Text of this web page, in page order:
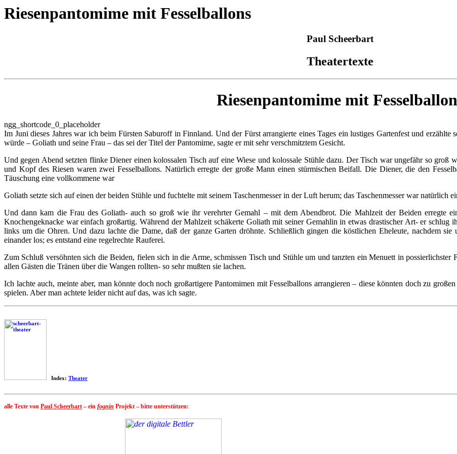
Riesenpantomime mit Fesselballons
Paul Scheerbart
Theatertexte
Riesenpantomime mit
ngg_shortcode_0_placeholder
Im Juni dieses Jahres war ich beim Fürsten Saburoff in Finnland. Und der Fürst arrangierte eines Tages ein lustiges Gartenfest und erzählte
würde – Goliath und seine Frau – das sei der Titel der Pantomime, sagte er mit sehr verschmitztem Gesicht.
Und gegen Abend setzten flinke Diener einen kolossalen Tisch auf eine Wiese und kolossale Stühle dazu. Der Tisch war ungefähr so
und Kopf des Riesen waren zwei Fesselballons. Natürlich erregte der große Mann einen stürmischen Beifall. Die Diener, die den
Täuschung eine vollkommene war
Goliath setzte sich auf einen der beiden Stühle und fuchtelte mit seinem Taschenmesser in der Luft herum; das Taschenmesser war natürlich
Und dann kam die Frau des Goliath- auch so groß wie ihr verehrter Gemahl – mit dem Abendbrot. Die Mahlzeit der Beiden erregte
Knochengeknacke war einfach großartig. Während der Mahlzeit schäkerte Goliath mit seiner Gemahlin in etwas drastischer Art- er schlug
links um die Ohren. Und dazu lachte die Dame, daß der ganze Garten dröhnte. Schließlich gingen die köstlichen Eheleute, nachdem sie
einander los; es entstand eine regelrechte Rauferei.
Zum Schluß versöhnten sich die Beiden, fielen sich in die Arme, schmissen Tisch und Stühle um und tanzten ein Menuett in
allen Gästen die Tränen über die Wangen rollten- so sehr mußten sie lachen.
Ich lachte auch, meinte aber, man könnte doch noch großartigere Pantomimen mit Fesselballons arrangieren – diese könnten doch zu
spielen. Aber man achtete leider nicht auf das, was ich sagte.
Index: Theater
alle Texte von Paul Scheerbart – ein fognin Projekt – bitte unterstützen: